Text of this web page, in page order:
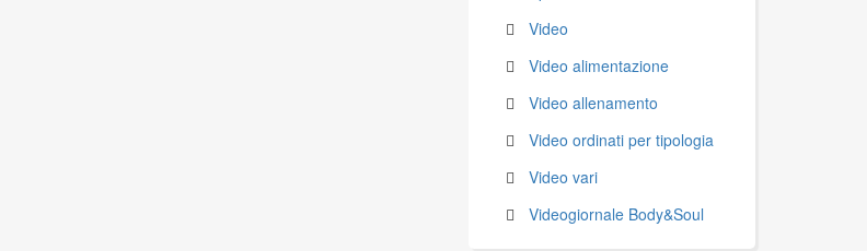
Video
Video alimentazione
Video allenamento
Video ordinati per tipologia
Video vari
Videogiornale Body&Soul